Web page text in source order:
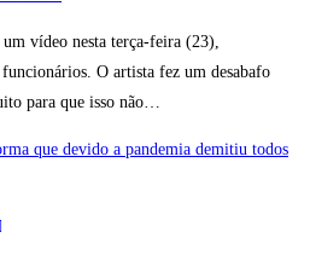
vídeo nesta terça-feira (23),
O artista fez um desabafo
para que isso não…
que devido a pandemia demitiu todos